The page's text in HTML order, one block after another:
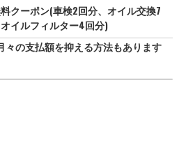
料クーポン(車検2回分、オイル交換7
イルフィルター4回分)
々の支払額を抑える方法もあります